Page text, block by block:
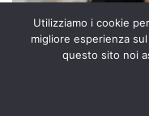
Utilizziamo i cookie
migliore esperienza
questo sito noi